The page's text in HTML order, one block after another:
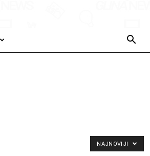
NAJNOVIJI